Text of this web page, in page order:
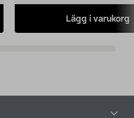
Lägg i varukorg